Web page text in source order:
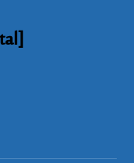
[rano_page_total]